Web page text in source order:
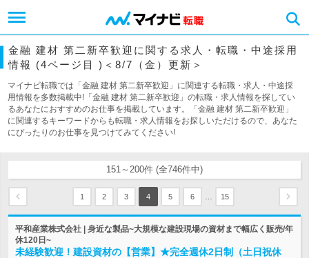
金融 建材 第二新卒歓迎に関する求人・転職・中途採用
情報 (4ページ目 )＜8/7（金）更新＞
マイナビ転職では「金融 建材 第二新卒歓迎」に関連する転職・求人・中途採
用情報を多数掲載中!「金融 建材 第二新卒歓迎」の転職・求人情報を探してい
るあなたにおすすめのお仕事を掲載しています。「金融 建材 第二新卒歓迎」
に関連するキーワードからも転職・求人情報をお探しいただけるので、あなた
にぴったりのお仕事を見つけてみてください!
151～200件 (全746件中)
1 2 3 4 5 6 15
平和産業株式会社 | 身近な製品~大規模な建設現場の資材まで幅広く販売/年
休120日~
未経験歓迎！建設資材の【営業】★完全週休2日制（土日祝休